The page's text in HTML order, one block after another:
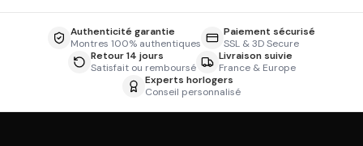
Authenticité garantie
Montres 100% authentiques
Paiement sécurisé
SSL & 3D Secure
Retour 14 jours
Satisfait ou remboursé
Livraison suivie
France & Europe
Experts horlogers
Conseil personnalisé